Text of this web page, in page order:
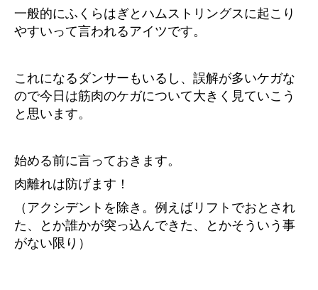
一般的にふくらはぎとハムストリングスに起こり
やすいって言われるアイツです。
これになるダンサーもいるし、誤解が多いケガな
ので今日は筋肉のケガについて大きく見ていこう
と思います。
始める前に言っておきます。
肉離れは防げます！
（アクシデントを除き。例えばリフトでおとされ
た、とか誰かが突っ込んできた、とかそういう事
がない限り）